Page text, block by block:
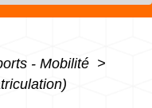
- Mobilité >